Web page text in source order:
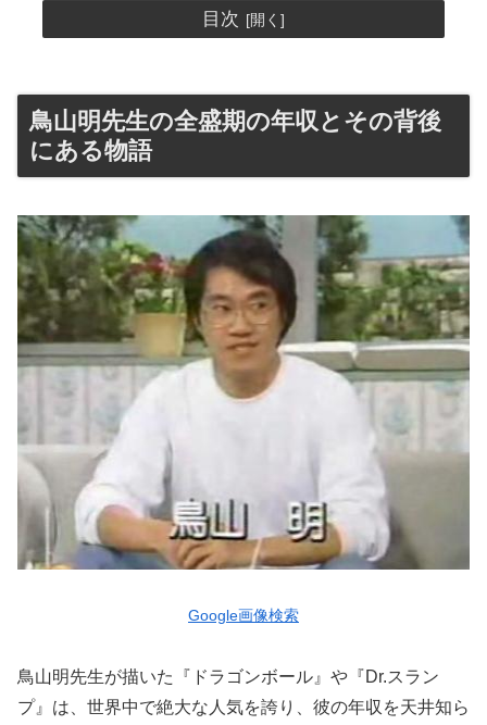
目次
鳥山明先生の全盛期の年収とその背後
にある物語
Google画像検索
鳥山明先生が描いた『ドラゴンボール』や『Dr.スラン
プ』は、世界中で絶大な人気を誇り、彼の年収を天井知ら